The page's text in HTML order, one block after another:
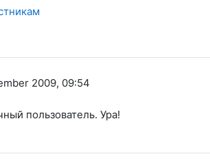
2009, 09:54
пользователь. Ура!